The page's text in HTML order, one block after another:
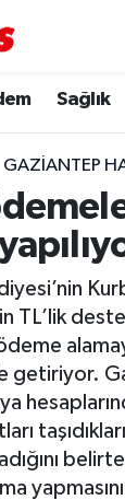
Sağlık
GAZIANTEP
TL’lik
getiriyor.
dakika
ve Fikstür